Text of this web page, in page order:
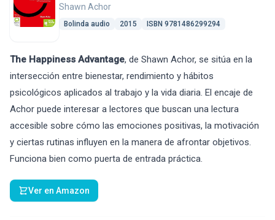
Shawn Achor
Bolinda audio 2015 ISBN 9781486299294
The Happiness Advantage, de Shawn Achor, se sitúa en la
intersección entre bienestar, rendimiento y hábitos
psicológicos aplicados al trabajo y la vida diaria. El encaje de
Achor puede interesar a lectores que buscan una lectura
accesible sobre cómo las emociones positivas, la motivación
y ciertas rutinas influyen en la manera de afrontar objetivos.
Funciona bien como puerta de entrada práctica.
Ver en Amazon